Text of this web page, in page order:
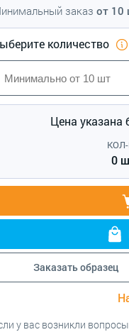
заказ от 10
количество
Цена указана
0
Заказать образец
у вас возникли